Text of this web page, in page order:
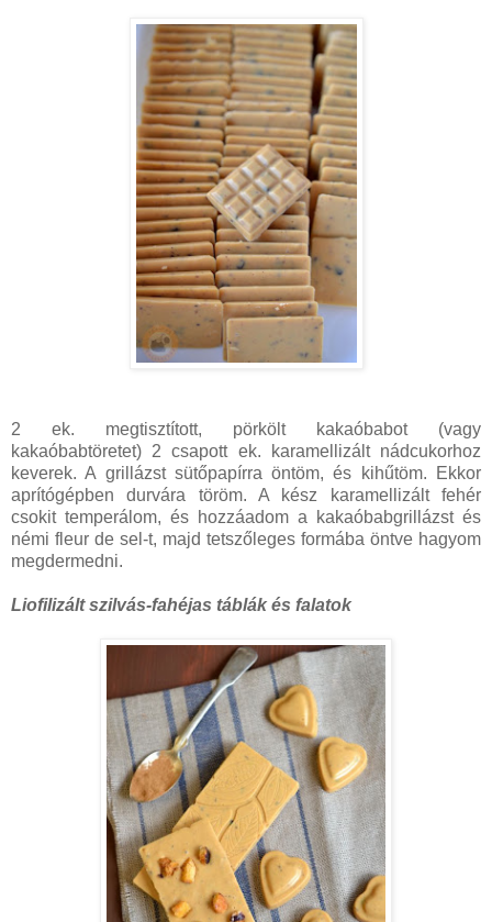
2 ek. megtisztított, pörkölt kakaóbabot (vagy
kakaóbabtöretet) 2 csapott ek. karamellizált nádcukorhoz
keverek. A grillázst sütőpapírra öntöm, és kihűtöm. Ekkor
aprítógépben durvára töröm. A kész karamellizált fehér
csokit temperálom, és hozzáadom a kakaóbabgrillázst és
némi fleur de sel-t, majd tetszőleges formába öntve hagyom
megdermedni.
Liofilizált szilvás-fahéjas táblák és falatok